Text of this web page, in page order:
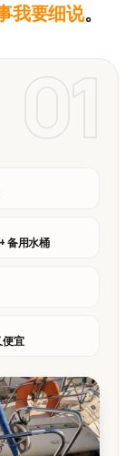
我要细说。
01
备用水桶
宜